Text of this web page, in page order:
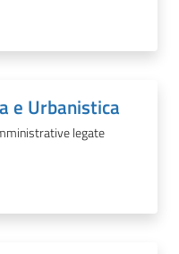
e Urbanistica
legate